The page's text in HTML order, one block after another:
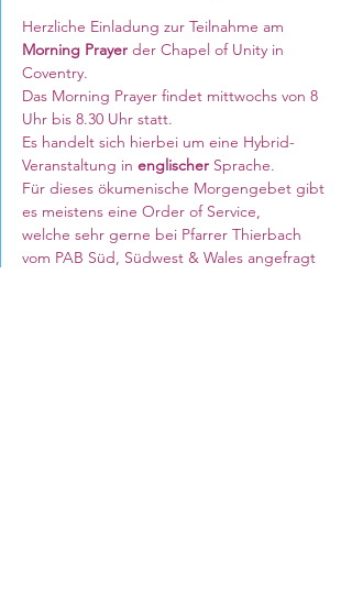
Herzliche Einladung zur Teilnahme am
Morning Prayer der Chapel of Unity in
Coventry.
Das Morning Prayer findet mittwochs von 8
Uhr bis 8.30 Uhr statt.
Es handelt sich hierbei um eine Hybrid-
Veranstaltung in englischer Sprache.
Für dieses ökumenische Morgengebet gibt
es meistens eine Order of Service,
welche sehr gerne bei Pfarrer Thierbach
vom PAB Süd, Südwest & Wales angefragt